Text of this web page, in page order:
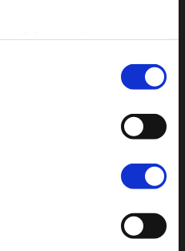
di accessibilità